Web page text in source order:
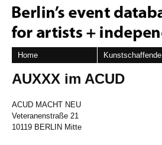
Home Kunstschaffende
AUXXX im ACUD
ACUD MACHT NEU
Veteranenstraße 21
10119 BERLIN Mitte